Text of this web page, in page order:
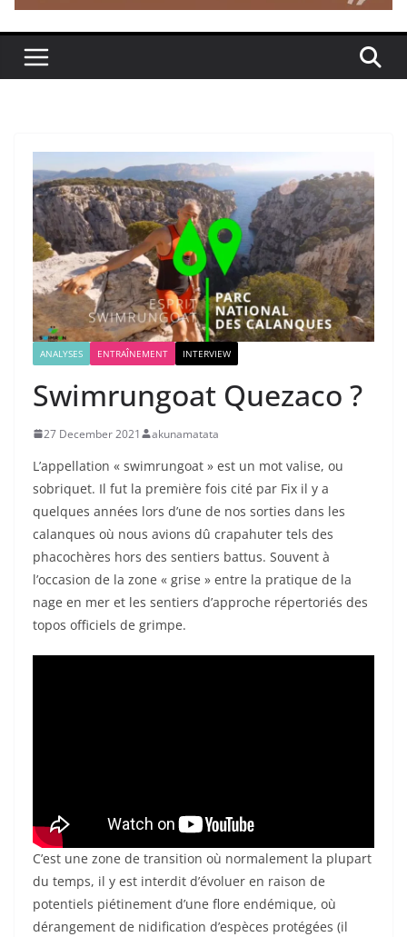
ANALYSES ENTRAÎNEMENT INTERVIEW
Swimrungoat Quezaco ?
27 December 2021 akunamatata
L’appellation « swimrungoat » est un mot valise, ou
sobriquet. Il fut la première fois cité par Fix il y a
quelques années lors d’une de nos sorties dans les
calanques où nous avions dû crapahuter tels des
phacochères hors des sentiers battus. Souvent à
l’occasion de la zone « grise » entre la pratique de la
nage en mer et les sentiers d’approche répertoriés des
topos officiels de grimpe.
C’est une zone de transition où normalement la plupart
du temps, il y est interdit d’évoluer en raison de
potentiels piétinement d’une flore endémique, où
dérangement de nidification d’espèces protégées (il